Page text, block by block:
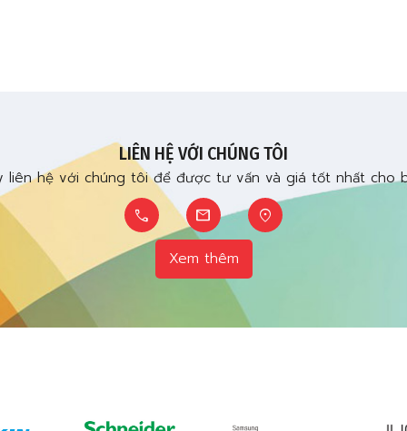
LIÊN HỆ VỚI CHÚNG TÔI
liên hệ với chúng tôi để được tư vấn và giá tốt nhất cho
call
mail location_on
Xem thêm